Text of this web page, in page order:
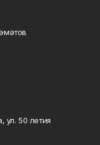
ул. 50 летия